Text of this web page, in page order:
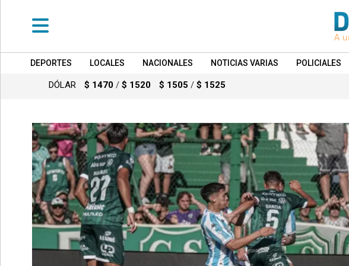
DEPORTES
NACIONALES
NOTICIAS
VARIAS
POLICIALES
DEPORTES LOCALES NACIONALES NOTICIAS VARIAS POLICIALES
DÓLAR $ 1470 / $ 1520 $ 1505 / $ 1525